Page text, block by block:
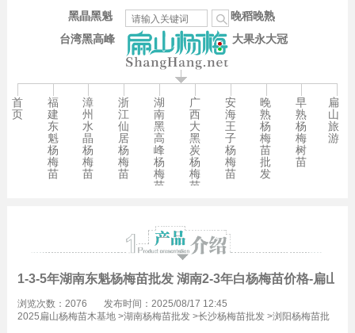
台湾黑高峰
晚稻晚熟
大果永大冠
黑晶黑魁
首
页
福
建
东
魁
杨
梅
苗
漳
州
水
晶
杨
梅
苗
浙
江
仙
居
杨
梅
苗
湖
南
黑
高
峰
杨
梅
苗
广
西
大
黑
炭
杨
梅
苗
安
海
王
子
杨
梅
苗
晚
熟
杨
梅
苗
批
发
早
熟
杨
梅
树
苗
扁
山
旅
游
1-3-5年湖南东魁杨梅苗批发 湖南2-3年白杨梅苗价格-扁山杨
浏览次数：2076
发布时间：2025/08/17 12:45
2025扁山杨梅苗木基地>湖南杨梅苗批发>长沙杨梅苗批发>浏阳杨梅苗批